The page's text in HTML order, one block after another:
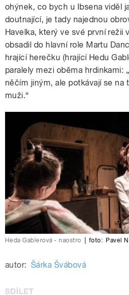
ohýnek, co bych u Ibsena viděl
doutnající, je tady najednou
Havelka, který ve své prvnírežii
obsadil do hlavní role Martu
hrající herečku (hrající Hedu
paralely mezi oběma hrdinkami:
něčím jiným, ale potkávají se na
muži.“
Heda Gablerová - naostro foto: Pavel
autor: Šárka Švábová